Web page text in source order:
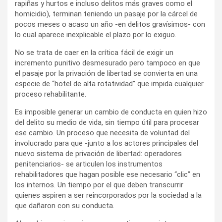
rapiñas y hurtos e incluso delitos más graves como el
homicidio), terminan teniendo un pasaje por la cárcel de
pocos meses o acaso un año -en delitos gravísimos- con
lo cual aparece inexplicable el plazo por lo exiguo.
No se trata de caer en la crítica fácil de exigir un
incremento punitivo desmesurado pero tampoco en que
el pasaje por la privación de libertad se convierta en una
especie de “hotel de alta rotatividad” que impida cualquier
proceso rehabilitante.
Es imposible generar un cambio de conducta en quien hizo
del delito su medio de vida, sin tiempo útil para procesar
ese cambio. Un proceso que necesita de voluntad del
involucrado para que -junto a los actores principales del
nuevo sistema de privación de libertad: operadores
penitenciarios- se articulen los instrumentos
rehabilitadores que hagan posible ese necesario “clic” en
los internos. Un tiempo por el que deben transcurrir
quienes aspiren a ser reincorporados por la sociedad a la
que dañaron con su conducta.